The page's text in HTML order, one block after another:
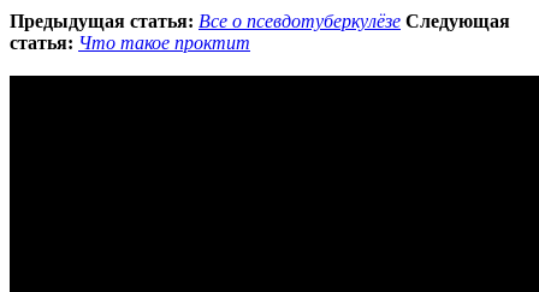
Предыдущая статья: Все о псевдотуберкулёзе Следующая
статья: Что такое проктит